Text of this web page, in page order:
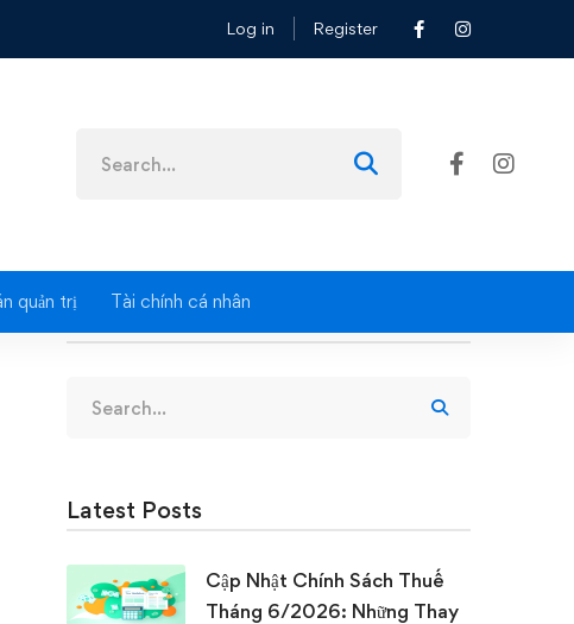
Log in Register
for:
quản trị Tài chính cá nhân
for:
Latest Posts
Cập Nhật Chính Sách Thuế
Tháng 6/2026: Những Thay